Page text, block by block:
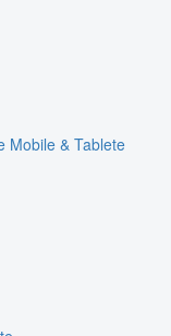
Mobile & Tablete